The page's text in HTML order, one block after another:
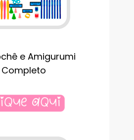
e Amigurumi
Completo